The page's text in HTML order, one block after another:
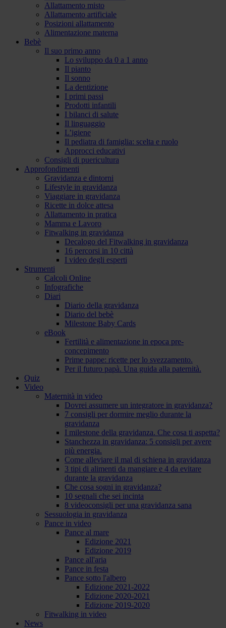
Allattamento misto
Allattamento artificiale
Posizioni allattamento
Alimentazione materna
Bebè
Il suo primo anno
Lo sviluppo da 0 a 1 anno
Il pianto
Il sonno
La dentizione
I primi passi
Prodotti infantili
I bilanci di salute
Il linguaggio
L’igiene
Il pediatra di famiglia: scelta e ruolo
Approcci educativi
Consigli di puericultura
Approfondimenti
Gravidanza e dintorni
Lifestyle in gravidanza
Viaggiare in gravidanza
Ricette in dolce attesa
Allattamento in pratica
Mamma e Lavoro
Fitwalking in gravidanza
Decalogo del Fitwalking in gravidanza
16 percorsi in 10 città
I video degli esperti
Strumenti
Calcoli Online
Infografiche
Diari
Diario della gravidanza
Diario del bebè
Milestone Baby Cards
eBook
Fertilità e alimentazione in epoca pre-
concepimento
Prime pappe: ricette per lo svezzamento.
Per il futuro papà. Una guida alla paternità.
Quiz
Video
Maternità in video
Dovrei assumere un integratore in gravidanza?
7 consigli per dormire meglio durante la
gravidanza
I milestone della gravidanza. Che cosa ti aspetta?
Stanchezza in gravidanza: 5 consigli per avere
più energia.
Come alleviare il mal di schiena in gravidanza
3 tipi di alimenti da mangiare e 4 da evitare
durante la gravidanza
Che cosa sogni in gravidanza?
10 segnali che sei incinta
8 videoconsigli per una gravidanza sana
Sessuologia in gravidanza
Pance in video
Pance al mare
Edizione 2021
Edizione 2019
Pance all'aria
Pance in festa
Pance sotto l'albero
Edizione 2021-2022
Edizione 2020-2021
Edizione 2019-2020
Fitwalking in video
News